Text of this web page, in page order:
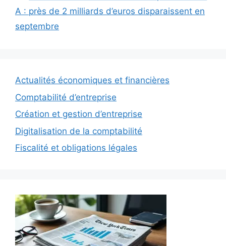
A : près de 2 milliards d’euros disparaissent en
septembre
Actualités économiques et financières
Comptabilité d’entreprise
Création et gestion d’entreprise
Digitalisation de la comptabilité
Fiscalité et obligations légales